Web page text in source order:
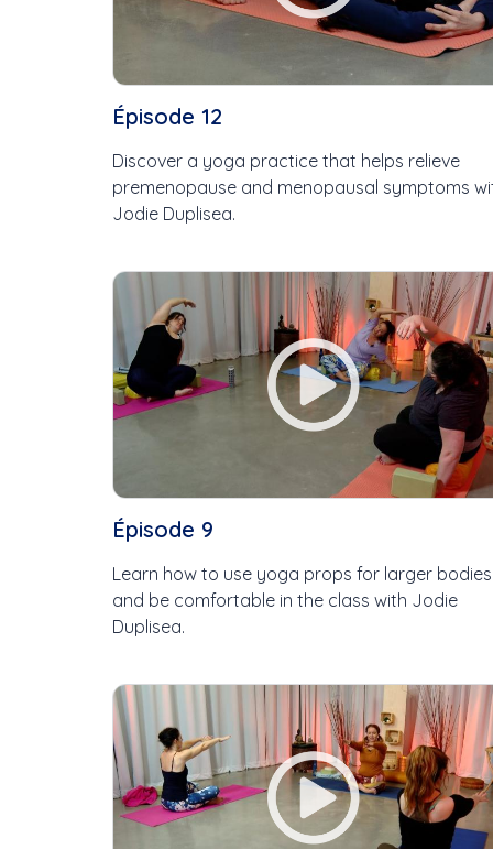
Épisode 12
Discover a yoga practice that helps relieve
premenopause and menopausal symptoms
Jodie Duplisea.
Épisode 9
Learn how to use yoga props for larger bodies
and be comfortable in the class with Jodie
Duplisea.